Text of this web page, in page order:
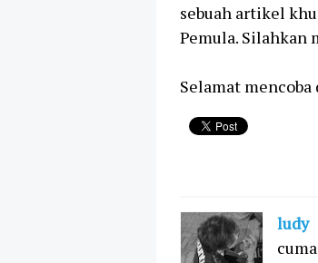
sebuah artikel
Pemula. Silahkan
Selamat mencoba
ludy